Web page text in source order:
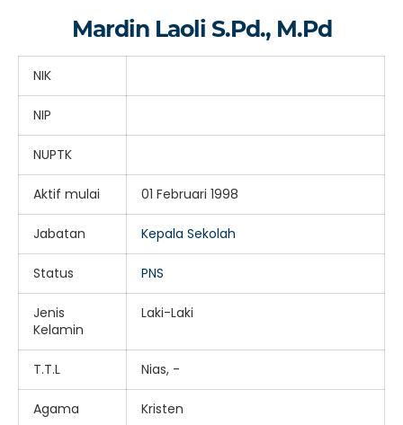
Mardin Laoli S.Pd., M.Pd
NIK
NIP
NUPTK
Aktif mulai 01 Februari 1998
Jabatan Kepala Sekolah
Status PNS
Jenis
Kelamin
Laki-Laki
T.T.L Nias, -
Agama Kristen